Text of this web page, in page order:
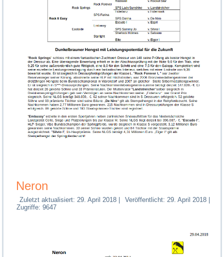
Neron
Zuletzt aktualisiert: 29. April 2018 Veröffentlicht: 29. April 2018
Zugriffe: 9647